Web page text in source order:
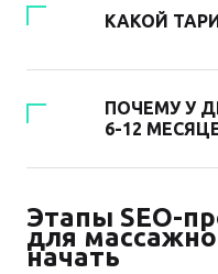
КАКОЙ
ПОЧЕМУ У
6-12
Этапы SEO-
для
начать